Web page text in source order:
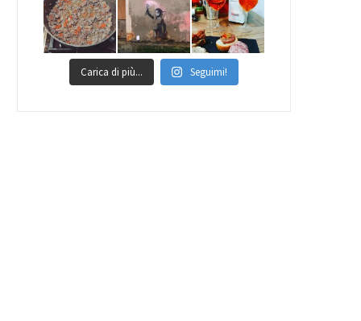
Carica di più... Seguimi!